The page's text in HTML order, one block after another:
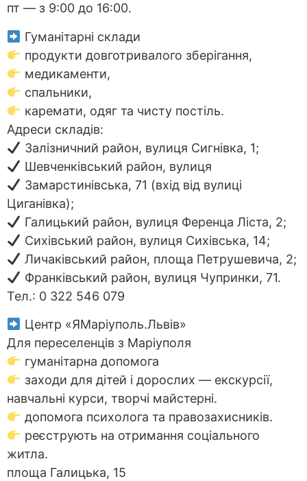
пт — з 9:00 до 16:00.
Гуманітарні склади
продукти довготривалого зберігання,
медикаменти,
спальники,
каремати, одяг та чисту постіль.
Адреси складів:
Залізничний район, вулиця Сигнівка, 1;
Шевченківський район, вулиця
Замарстинівська, 71 (вхід від вулиці
Циганівка);
Галицький район, вулиця Ференца Ліста, 2;
Сихівський район, вулиця Сихівська, 14;
Личаківський район, площа Петрушевича, 2;
Франківський район, вулиця Чупринки, 71.
Тел.: 0 322 546 079
Центр «ЯМаріуполь.Львів»
Для переселенців з Маріуполя
гуманітарна допомога
заходи для дітей і дорослих — екскурсії,
навчальні курси, творчі майстерні.
допомога психолога та правозахисників.
реєструють на отримання соціального
житла.
площа Галицька, 15